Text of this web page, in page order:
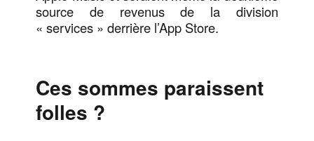
source de revenus de la division
« services » derrière l’App Store.
Ces sommes paraissent
folles ?